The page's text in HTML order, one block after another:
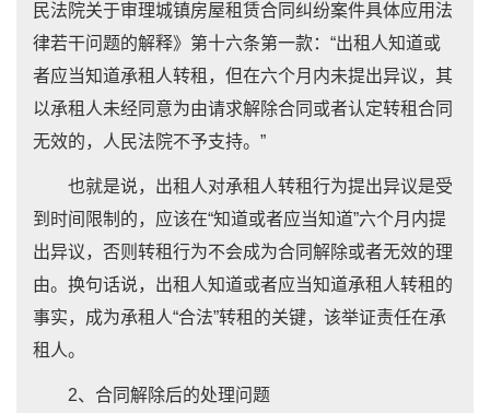
民法院关于审理城镇房屋租赁合同纠纷案件具体应用法
律若干问题的解释》第十六条第一款：“出租人知道或
者应当知道承租人转租，但在六个月内未提出异议，其
以承租人未经同意为由请求解除合同或者认定转租合同
无效的，人民法院不予支持。”
也就是说，出租人对承租人转租行为提出异议是受
到时间限制的，应该在“知道或者应当知道”六个月内提
出异议，否则转租行为不会成为合同解除或者无效的理
由。换句话说，出租人知道或者应当知道承租人转租的
事实，成为承租人“合法”转租的关键，该举证责任在承
租人。
2、合同解除后的处理问题